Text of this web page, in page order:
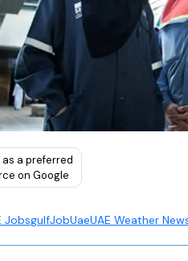
as a preferred
on Google
JobsgulfJobUaeUAE Weather